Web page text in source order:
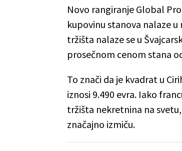
Novo rangiranje Global
kupovinu stanova nalaze
tržišta nalaze se u
prosečnom cenom stana
To znači da je kvadrat u
iznosi 9.490 evra. Iako
tržišta nekretnina na
značajno izmiču.